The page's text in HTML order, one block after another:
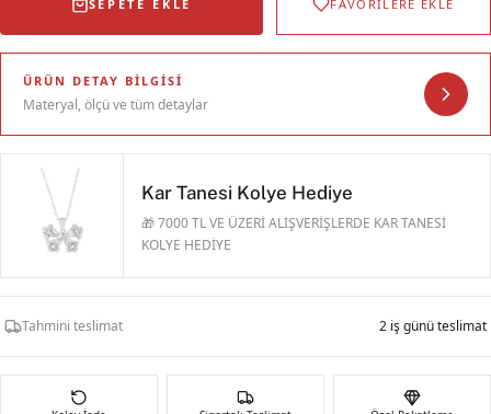
SEPETE EKLE FAVORİLERE EKLE
ÜRÜN DETAY BILGISI
Materyal, ölçü ve tüm detaylar
Kar Tanesi Kolye Hediye
🎁 7000 TL VE ÜZERİ ALIŞVERİŞLERDE KAR TANESİ
KOLYE HEDİYE
Tahmini teslimat 2 iş günü teslimat